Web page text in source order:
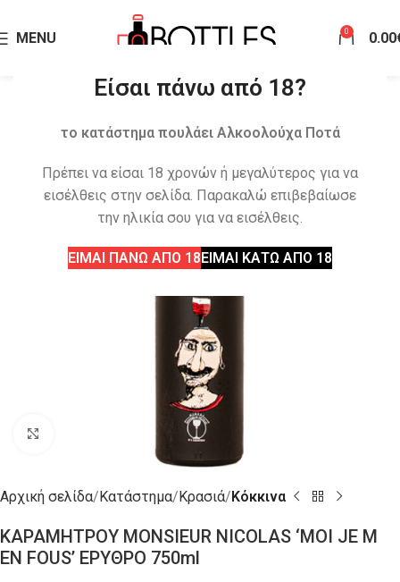
Είσαι πάνω από 18?
το κατάστημα πουλάει Αλκοολούχα Ποτά
Πρέπει να είσαι 18 χρονών ή μεγαλύτερος για να
εισέλθεις στην σελίδα. Παρακαλώ επιβεβαίωσε
την ηλικία σου για να εισέλθεις.
ΕΙΜΑΙ ΠΑΝΩ ΑΠΟ 18ΕΙΜΑΙ ΚΑΤΩ ΑΠΟ 18
MENU 0 0.00
Αρχική σελίδα Κατάστημα Κρασιά Κόκκινα
ΚΑΡΑΜΗΤΡΟΥ MONSIEUR NICOLAS ‘MOI JE M
EN FOUS’ ΕΡΥΘΡΟ 750ml